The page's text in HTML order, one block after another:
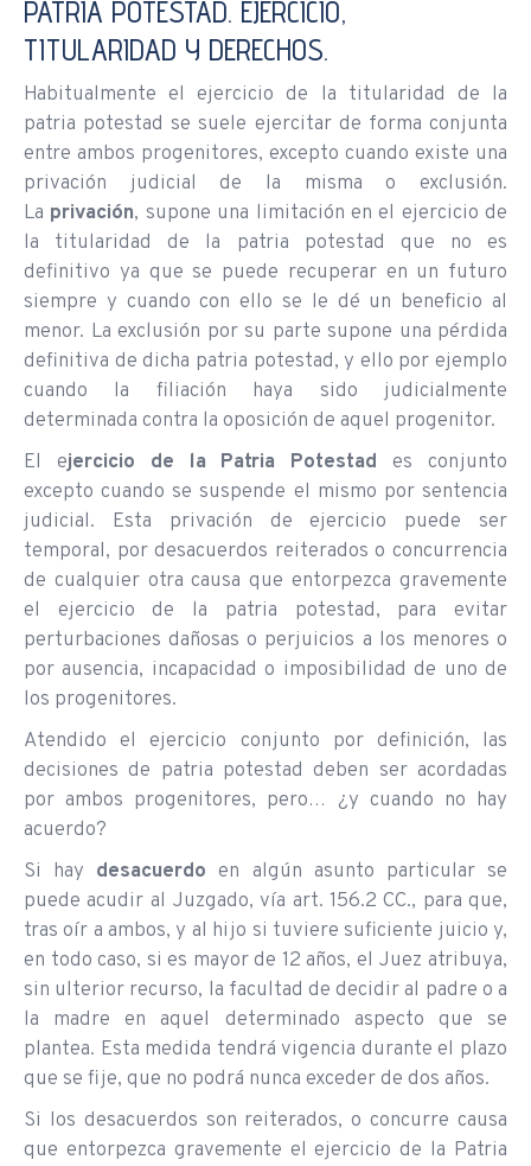
PATRIA POTESTAD. EJERCICIO,
TITULARIDAD Y DERECHOS.
Habitualmente el ejercicio de la titularidad de la
patria potestad se suele ejercitar de forma conjunta
entre ambos progenitores, excepto cuando existe una
privación judicial de la misma o exclusión.
La privación, supone una limitación en el ejercicio de
la titularidad de la patria potestad que no es
definitivo ya que se puede recuperar en un futuro
siempre y cuando con ello se le dé un beneficio al
menor. La exclusión por su parte supone una pérdida
definitiva de dicha patria potestad, y ello por ejemplo
cuando la filiación haya sido judicialmente
determinada contra la oposición de aquel progenitor.
El ejercicio de la Patria Potestad
es conjunto
excepto cuando se suspende el mismo por sentencia
judicial. Esta privación de ejercicio puede ser
temporal, por desacuerdos reiterados o concurrencia
de cualquier otra causa que entorpezca gravemente
el ejercicio de la patria potestad, para evitar
perturbaciones dañosas o perjuicios a los menores o
por ausencia, incapacidad o imposibilidad de uno de
los progenitores.
Atendido el ejercicio conjunto por definición, las
decisiones de patria potestad deben ser acordadas
por ambos progenitores, pero… ¿y cuando no hay
acuerdo?
Si hay desacuerdo en algún asunto particular se
puede acudir al Juzgado, vía art. 156.2 CC., para que,
tras oír a ambos, y al hijo si tuviere suficiente juicio y,
en todo caso, si es mayor de 12 años, el Juez atribuya,
sin ulterior recurso, la facultad de decidir al padre o a
la madre en aquel determinado aspecto que se
plantea. Esta medida tendrá vigencia durante el plazo
que se fije, que no podrá nunca exceder de dos años.
Si los desacuerdos son reiterados, o concurre causa
que entorpezca gravemente el ejercicio de la Patria